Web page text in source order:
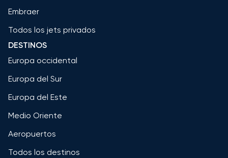
Embraer
Todos los jets privados
DESTINOS
Europa occidental
Europa del Sur
Europa del Este
Medio Oriente
Aeropuertos
Todos los destinos